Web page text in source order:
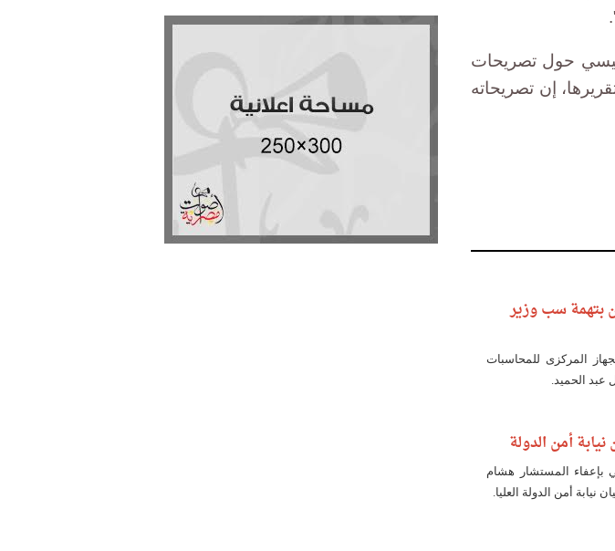
حول تصريحات
جنيه، قالت في تقريرها، إن تصريحاته
بتهمة سب وزير
المركزى للمحاسبات
أمن الدولة
بإعفاء المستشار هشام
أمن الدولة العليا.